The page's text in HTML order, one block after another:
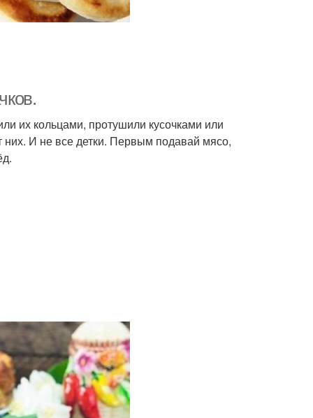
их кольцами, протушили кусочками или
И не все детки. Первым подавай мясо,